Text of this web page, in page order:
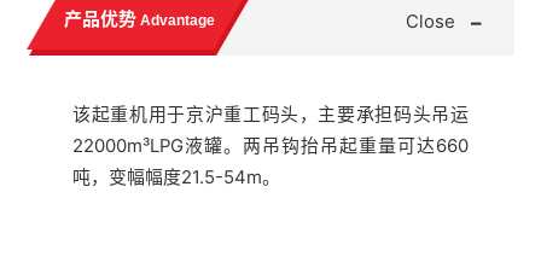
产品优势 Advantage Close -
该起重机用于京沪重工码头，主要承担码头吊运
22000m³LPG液罐。两吊钩抬吊起重量可达660
吨，变幅幅度21.5-54m。